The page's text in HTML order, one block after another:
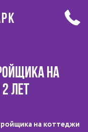
НА
ЛЕТ
на коттеджи